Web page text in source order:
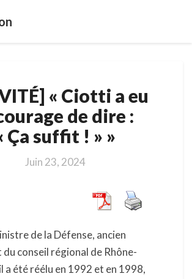
«
Ciotti
a
eu
le
courage
! »
»
« Ciotti a eu
de dire :
Ça suffit ! » »
Juin 23, 2024
de la Défense, ancien
conseil régional de Rhône-
a été réélu en 1992 et en 1998,